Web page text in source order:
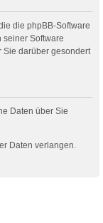
die phpBB-Software
seiner Software
Sie darüber gesondert
Daten über Sie
Daten verlangen.